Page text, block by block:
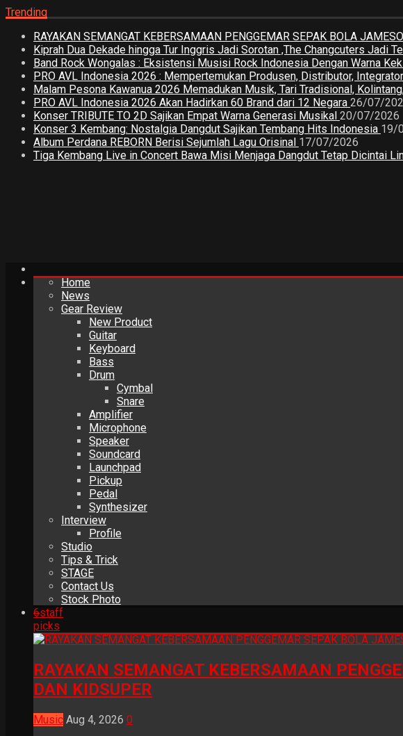
Trending
RAYAKAN SEMANGAT KEBERSAMAAN PENGGEMAR SEPAK BOLA
Kiprah Dua Dekade hingga Tur Inggris Jadi Sorotan ,The Changcuters Jadi
Band Rock Wongalas : Eksistensi Musisi Rock Indonesia Dengan Warna
PRO AVL Indonesia 2026 : Mempertemukan Produsen, Distributor,
Malam Pesona Kawanua 2026 Memadukan Musik, Tari Tradisional,
PRO AVL Indonesia 2026 Akan Hadirkan 60 Brand dari 12 Negara 26/07/
Konser TRIBUTE TO 2D Sajikan Empat Warna Generasi Musikal 20/07/2026
Konser 3 Kembang: Nostalgia Dangdut Sajikan Tembang Hits Indonesia 19/
Album Perdana REBORN Berisi Sejumlah Lagu Orisinal 17/07/2026
Tiga Kembang Live in Concert Bawa Misi Menjaga Dangdut Tetap Dicintai
Home
News
Gear Review
New Product
Guitar
Keyboard
Bass
Drum
Cymbal
Snare
Amplifier
Microphone
Speaker
Soundcard
Launchpad
Pickup
Pedal
Synthesizer
Interview
Profile
Studio
Tips & Trick
STAGE
Contact Us
Stock Photo
6staff
picks
RAYAKAN SEMANGAT KEBERSAMAAN
DAN KIDSUPER
Music Aug 4, 2026 0